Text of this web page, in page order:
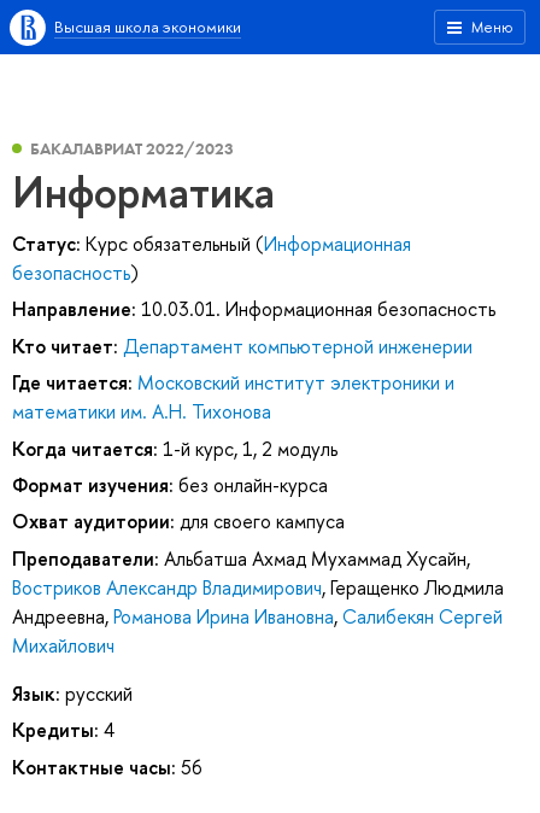
Меню
Высшая школа экономики
БАКАЛАВРИАТ 2022/2023
Информатика
Статус: Курс обязательный (Информационная
безопасность)
Направление: 10.03.01. Информационная безопасность
Кто читает: Департамент компьютерной инженерии
Где читается: Московский институт электроники и
математики им. А.Н. Тихонова
Когда читается: 1-й курс, 1, 2 модуль
Формат изучения: без онлайн-курса
Охват аудитории: для своего кампуса
Преподаватели: Альбатша Ахмад Мухаммад Хусайн,
Востриков Александр Владимирович,Геращенко Людмила
Андреевна,Романова Ирина Ивановна,Салибекян Сергей
Михайлович
Язык: русский
Кредиты: 4
Контактные часы: 56